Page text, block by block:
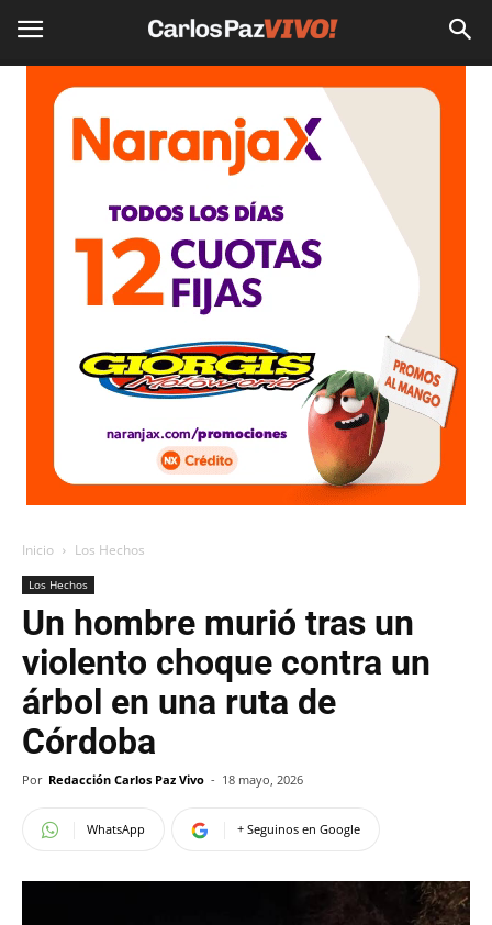
Inicio Los Hechos
Los Hechos
Un hombre murió tras un
violento choque contra un
árbol en una ruta de
Córdoba
Por Redacción Carlos Paz Vivo - 18 mayo, 2026
WhatsApp + Seguinos en Google